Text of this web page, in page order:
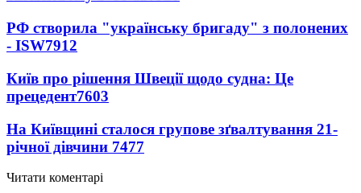
РФ створила "українську бригаду" з полонених
- ISW7912
Київ про рішення Швеції щодо судна: Це
прецедент7603
На Київщині сталося групове зґвалтування 21-
річної дівчини 7477
Читати коментарі